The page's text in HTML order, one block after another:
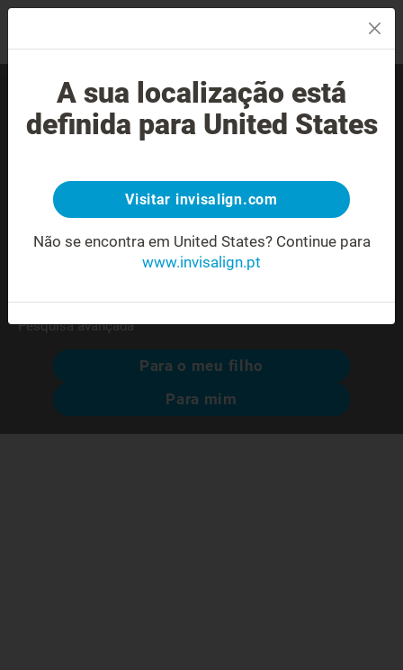
Encontre um Invisalign®
provider experiente perto
de si.
Morada não reconhecida ou ambígua.
Pesquisa avançada
Para o meu filho
Para mim
A sua localização está
definida para United States
Visitar invisalign.com
Não se encontra em United States? Continue para
www.invisalign.pt